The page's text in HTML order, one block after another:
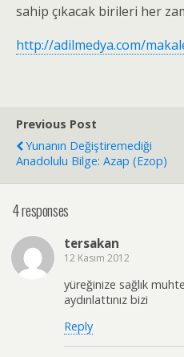
sahip çıkacak birileri her
http://adilmedya.com/
Previous Post
Yunanın Değiştiremediği
Anadolulu Bilge: Azap (Ezop)
4 responses
tersakan
12 Kasım 2012
yüreğinize sağlık
aydınlattınız bizi
Reply